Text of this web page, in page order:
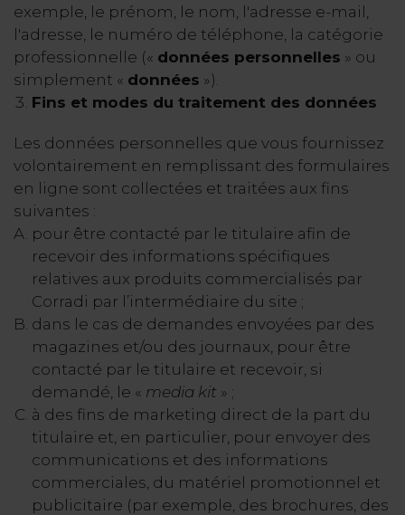
exemple, le prénom, le nom, l'adresse e-mail,
l'adresse, le numéro de téléphone, la catégorie
professionnelle (« données personnelles » ou
simplement « données »).
Fins et modes du traitement des données
Les données personnelles que vous fournissez
volontairement en remplissant des formulaires
en ligne sont collectées et traitées aux fins
suivantes :
pour être contacté par le titulaire afin de
recevoir des informations spécifiques
relatives aux produits commercialisés par
Corradi par l’intermédiaire du site ;
dans le cas de demandes envoyées par des
magazines et/ou des journaux, pour être
contacté par le titulaire et recevoir, si
demandé, le « media kit » ;
à des fins de marketing direct de la part du
titulaire et, en particulier, pour envoyer des
communications et des informations
commerciales, du matériel promotionnel et
publicitaire (par exemple, des brochures, des